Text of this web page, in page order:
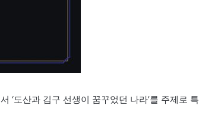
‘도산과 김구 선생이 꿈꾸었던 나라’를 주제로 특